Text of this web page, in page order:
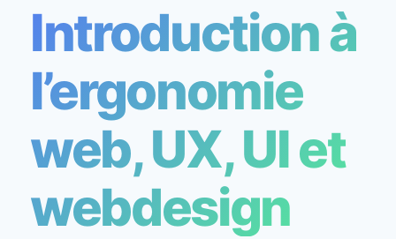
Introduction à
l’ergonomie
web, UX, UI et
webdesign